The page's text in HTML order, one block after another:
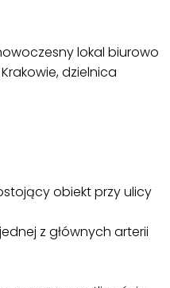
lokal biurowo
dzielnica
obiekt przy ulicy
z głównych arterii